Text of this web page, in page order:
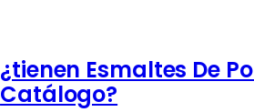
¿tienen Esmaltes De
Catálogo?